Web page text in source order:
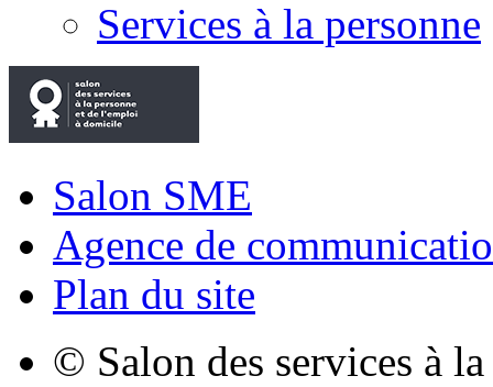
Services à la personne
Salon SME
Agence de
Plan du site
© Salon des services à